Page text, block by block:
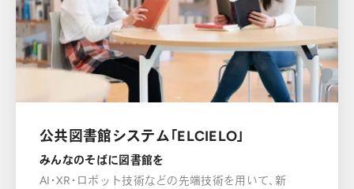
公共図書館システム「ELCIELO」
みんなのそばに図書館を
AI・XR・ロボット技術などの先端技術を用いて、新